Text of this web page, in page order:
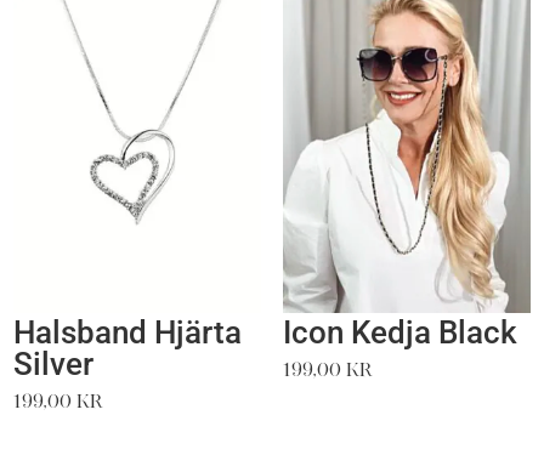
Halsband Hjärta
Silver
199,00kr
Icon Kedja Black
199,00 kr